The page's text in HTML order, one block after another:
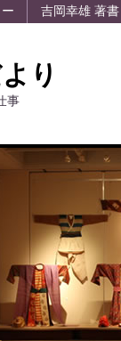
吉岡幸雄 著書
り
事